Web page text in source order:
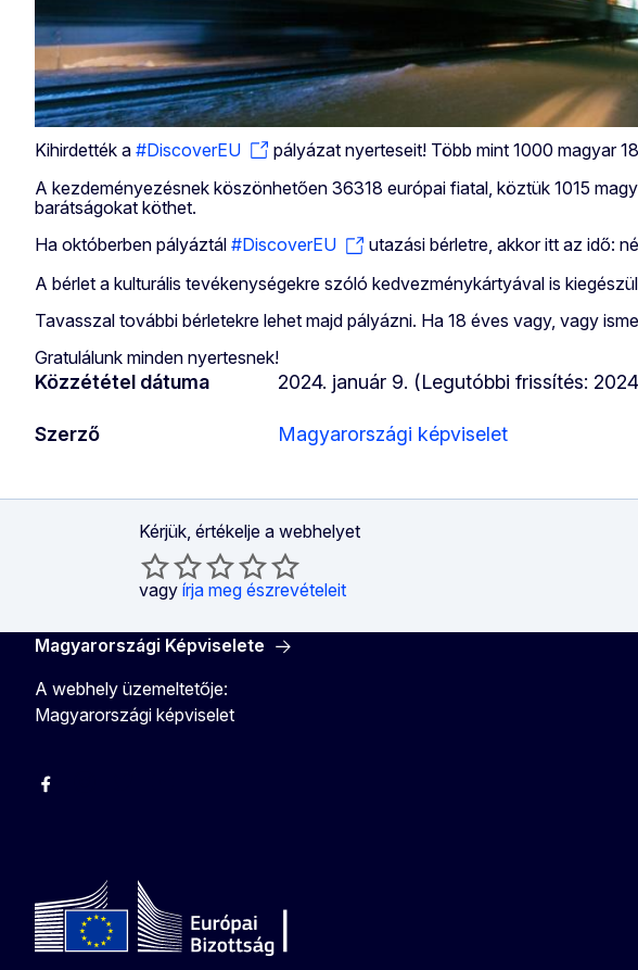
Kihirdették a #DiscoverEU
pályázat nyerteseit! Több mint 1000 magyar
A kezdeményezésnek köszönhetően 36318 európai fiatal, köztük 1015
barátságokat köthet.
Ha októberben pályáztál #DiscoverEU
utazási bérletre, akkor itt az idő:
A bérlet a kulturális tevékenységekre szóló kedvezménykártyával is
Tavasszal további bérletekre lehet majd pályázni. Ha 18 éves vagy, vagy
Gratulálunk minden nyertesnek!
Közzététel dátuma 2024. január 9. (Legutóbbi frissítés:
Szerző Magyarországi képviselet
Kérjük, értékelje a webhelyet
vagy írja meg észrevételeit
Magyarországi Képviselete
A webhely üzemeltetője:
Magyarországi képviselet
Facebook